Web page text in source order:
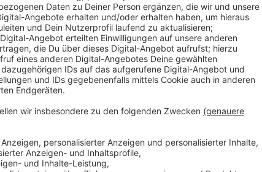
Seit heute geht das fast überall nur noch mit EC- oder
Remondis betriebenen Wertstoffhöfe in Coesfeld,
Senden, Lüdinghausen, Olfen, Nordkirchen und Dülmen.
Einreiz für Einbrecher verringern und gleichzeitig ist
Aufwand bei der Abrechnung.